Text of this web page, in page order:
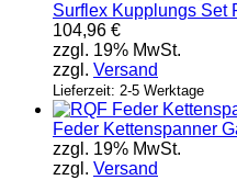
Surflex Kupplungs Set
104,96 €
zzgl. 19% MwSt.
zzgl. Versand
Lieferzeit: 2-5 Werktage
Feder Kettenspanner
zzgl. 19% MwSt.
zzgl. Versand